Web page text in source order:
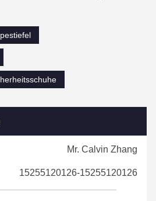
Mr. Calvin Zhang
15255120126-15255120126